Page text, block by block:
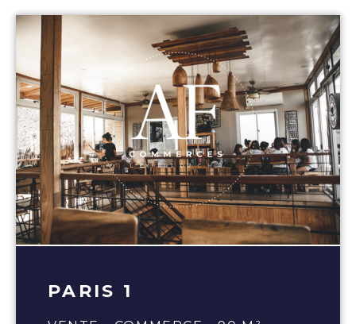
PARIS 1